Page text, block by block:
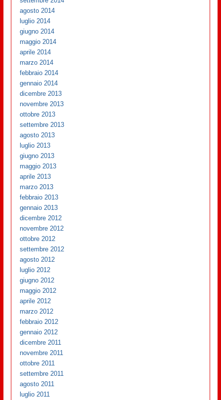
agosto 2014
luglio 2014
giugno 2014
maggio 2014
aprile 2014
marzo 2014
febbraio 2014
gennaio 2014
dicembre 2013
novembre 2013
ottobre 2013
settembre 2013
agosto 2013
luglio 2013
giugno 2013
maggio 2013
aprile 2013
marzo 2013
febbraio 2013
gennaio 2013
dicembre 2012
novembre 2012
ottobre 2012
settembre 2012
agosto 2012
luglio 2012
giugno 2012
maggio 2012
aprile 2012
marzo 2012
febbraio 2012
gennaio 2012
dicembre 2011
novembre 2011
ottobre 2011
settembre 2011
agosto 2011
luglio 2011